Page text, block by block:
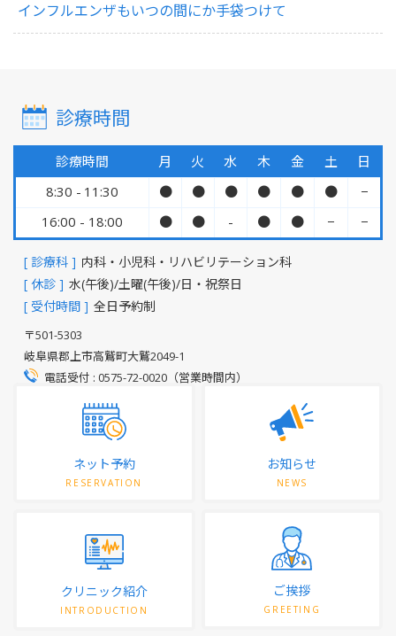
インフルエンザもいつの間にか手袋つけて
診療時間
診療時間 月 火 水 木 金 土
日
8:30 - 11:30
● ● ● ● ● ●
−
16:00 - 18:00
● ● - ● ● − −
[ 診療科 ] 内科・小児科・リハビリテーション科
[ 休診 ] 水(午後)/土曜(午後)/日・祝祭日
[ 受付時間 ] 全日予約制
〒501-5303
岐阜県郡上市高鷲町大鷲2049-1
電話受付 : 0575-72-0020（営業時間内）
ネット予約
RESERVATION
お知らせ
NEWS
クリニック紹介
INTRODUCTION
ご挨拶
GREETING